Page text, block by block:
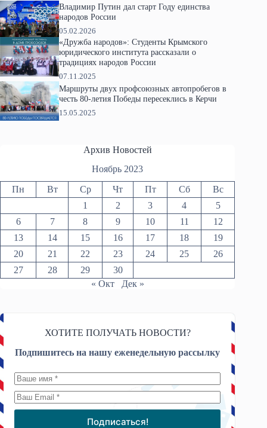
Владимир Путин дал старт Году единства
народов России
05.02.2026
«Дружба народов»: Студенты Крымского
юридического института рассказали о
традициях народов России
07.11.2025
Маршруты двух профсоюзных автопробегов в
честь 80-летия Победы пересеклись в Керчи
15.05.2025
Архив Новостей
Ноябрь 2023
Пн Вт Ср Чт Пт Сб
Вс
1
2 3 4
5
6
7 8 9 10 11
12
13
14 15 16 17 18
19
20
21 22 23 24 25
26
27
28 29
30
« Окт
Дек »
ХОТИТЕ ПОЛУЧАТЬ НОВОСТИ?
Подпишитесь на нашу еженедельную рассылку
Подписаться!